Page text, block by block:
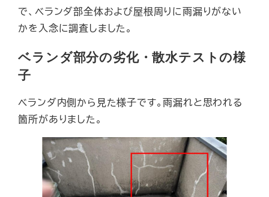
で、ベランダ部全体および屋根周りに雨漏りがない
かを入念に調査しました。
ベランダ部分の劣化・散水テストの様
子
ベランダ内側から見た様子です。雨漏れと思われる
箇所がありました。